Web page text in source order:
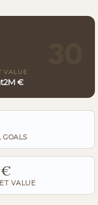
VALUE
2M €
GOALS
VALUE